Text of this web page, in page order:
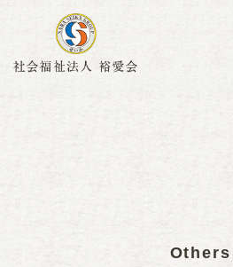
Others